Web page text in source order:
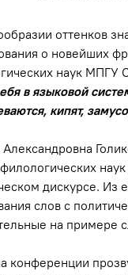
оттенков
о новейших
наук МПГУ
в языковой
кипят,
Александровна
дискурсе. Из
слов с
на примере
конференции